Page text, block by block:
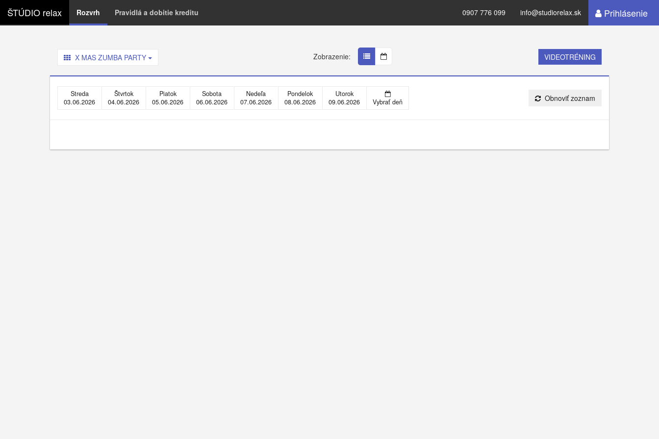
ŠTÚDIO relax Rozvrh Pravidlá a dobitie kreditu Prihlásenie
0907 776 099 info@studiorelax.sk
X MAS ZUMBA PARTY Zobrazenie: VIDEOTRÉNING
Streda
03.06.2026
Štvrtok
04.06.2026
Piatok
05.06.2026
Sobota
06.06.2026
Nedeľa
07.06.2026
Pondelok
08.06.2026
Utorok
09.06.2026
Vybrať deň Obnoviť zoznam